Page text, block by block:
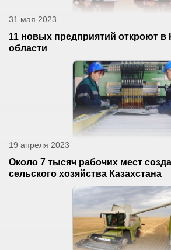
31 мая 2023
11 новых предприятий откроют в
области
19 апреля 2023
Около 7 тысяч рабочих мест
сельского хозяйства Казахстана